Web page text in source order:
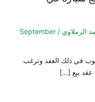
الرملاوي /
September
في ذلك العقد وترغب
بيع […]